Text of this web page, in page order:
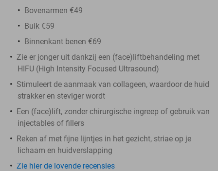
Bovenarmen €49
Buik €59
Binnenkant benen €69
Zie er jonger uit dankzij een (face)liftbehandeling met
HIFU (High Intensity Focused Ultrasound)
Stimuleert de aanmaak van collageen, waardoor de huid
strakker en steviger wordt
Een (face)lift, zonder chirurgische ingreep of gebruik van
injectables of fillers
Reken af met fijne lijntjes in het gezicht, striae op je
lichaam en huidverslapping
Zie hier de lovende recensies